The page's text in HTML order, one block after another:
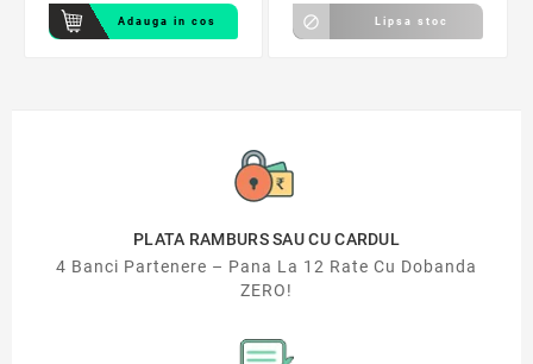
Adauga in cos  Lipsa stoc
PLATA RAMBURS SAU CU CARDUL
4 Banci Partenere – Pana La 12 Rate Cu Dobanda
ZERO!